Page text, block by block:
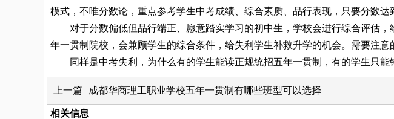
模式，不唯分数论，重点参考学生中考成绩、综合素质、品行表现，只要分数达
对于分数偏低但品行端正、愿意踏实学习的初中生，学校会进行综合评估，
年一贯制院校，会兼顾学生的综合条件，给失利学生补救升学的机会。需要注
同样是中考失利，为什么有的学生能读正规统招五年一贯制，有的学生只能
上一篇 成都华商理工职业学校五年一贯制有哪些班型可以选择
相关信息